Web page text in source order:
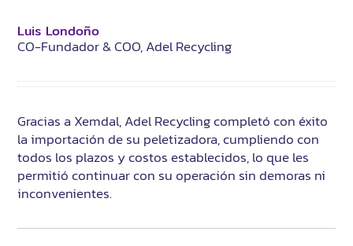
Luis Londoño
CO-Fundador & COO, Adel Recycling
Gracias a Xemdal, Adel Recycling completó con éxito
la importación de su peletizadora, cumpliendo con
todos los plazos y costos establecidos, lo que les
permitió continuar con su operación sin demoras ni
inconvenientes.